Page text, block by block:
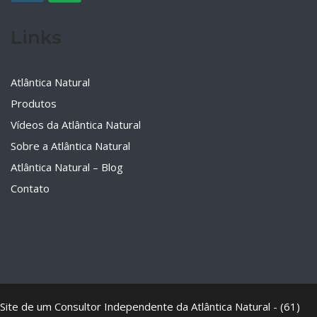
Atlântica Natural
Produtos
Vídeos da Atlântica Natural
Sobre a Atlântica Natural
Atlântica Natural – Blog
Contato
Site de um Consultor Independente da Atlântica Natural - (61)